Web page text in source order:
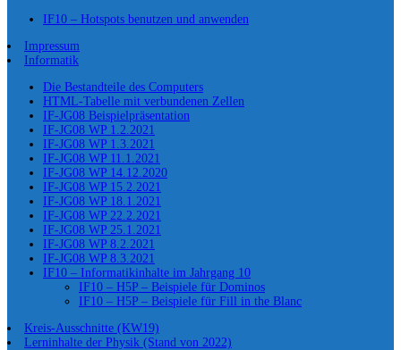
IF10 – Hotspots benutzen und anwenden
Impressum
Informatik
Die Bestandteile des Computers
HTML-Tabelle mit verbundenen Zellen
IF-JG08 Beispielpräsentation
IF-JG08 WP 1.2.2021
IF-JG08 WP 1.3.2021
IF-JG08 WP 11.1.2021
IF-JG08 WP 14.12.2020
IF-JG08 WP 15.2.2021
IF-JG08 WP 18.1.2021
IF-JG08 WP 22.2.2021
IF-JG08 WP 25.1.2021
IF-JG08 WP 8.2.2021
IF-JG08 WP 8.3.2021
IF10 – Informatikinhalte im Jahrgang 10
IF10 – H5P – Beispiele für Dominos
IF10 – H5P – Beispiele für Fill in the Blanc
Kreis-Ausschnitte (KW19)
Lerninhalte der Physik (Stand von 2022)